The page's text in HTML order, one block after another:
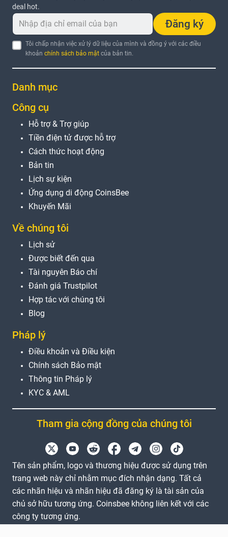
deal hot.
Đăng ký
Tôi chấp nhận việc xử lý dữ liệu của mình và đồng ý với các điều
khoảnchính sách bảo mật của bản tin.
Danh mục
Công cụ
Hỗ trợ & Trợ giúp
Tiền điện tử được hỗ trợ
Cách thức hoạt động
Bản tin
Lịch sự kiện
Ứng dụng di động CoinsBee
Khuyến Mãi
Về chúng tôi
Lịch sử
Được biết đến qua
Tài nguyên Báo chí
Đánh giá Trustpilot
Hợp tác với chúng tôi
Blog
Pháp lý
Điều khoản và Điều kiện
Chính sách Bảo mật
Thông tin Pháp lý
KYC & AML
Tham gia cộng đồng của chúng tôi
Tên sản phẩm, logo và thương hiệu được sử dụng trên
trang web này chỉ nhằm mục đích nhận dạng. Tất cả
các nhãn hiệu và nhãn hiệu đã đăng ký là tài sản của
chủ sở hữu tương ứng. Coinsbee không liên kết với các
công ty tương ứng.